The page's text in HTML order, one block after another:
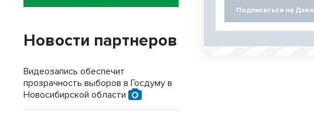
Подписаться на Дзен
Новости партнеров
Видеозапись обеспечит
прозрачность выборов в Госдуму в
Новосибирской области